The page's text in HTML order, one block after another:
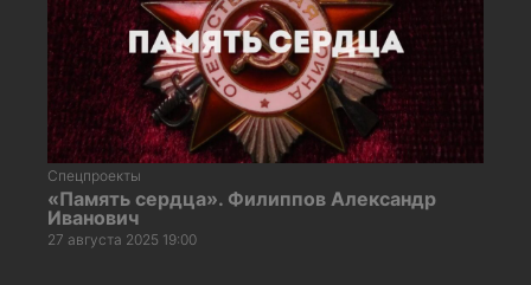
Спецпроекты
«Память сердца». Филиппов Александр
Иванович
27 августа 2025 19:00